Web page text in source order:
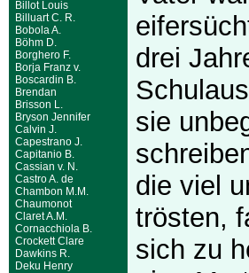
Billot Louis
Billuart C. R.
Bobola A.
Böhm D.
Borghero F.
Borja Franz v.
Boscardin B.
Brendan
Brisson L.
Bryson Jennifer
Calvin J.
Capestrano J.
Capitanio B.
Cassian v. N.
Castro A. de
Chambon M.M.
Chaumonot
Claret A.M.
Cornacchiola B.
Crockett Clare
Dawkins R.
Deku Henry
drei
sie
die viel
trösten,
sich zu